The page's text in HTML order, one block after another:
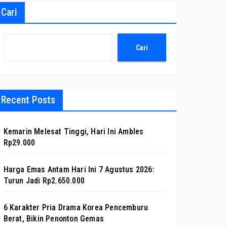
Cari
Cari
Recent Posts
Kemarin Melesat Tinggi, Hari Ini Ambles
Rp29.000
Harga Emas Antam Hari Ini 7 Agustus 2026:
Turun Jadi Rp2.650.000
6 Karakter Pria Drama Korea Pencemburu
Berat, Bikin Penonton Gemas